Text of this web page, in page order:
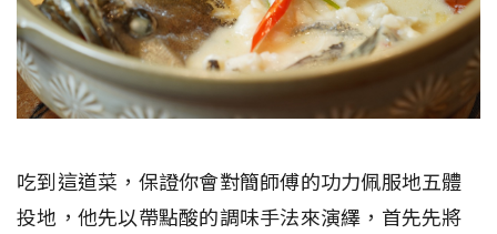
吃到這道菜，保證你會對簡師傅的功力佩服地五體
投地，他先以帶點酸的調味手法來演繹，首先先將